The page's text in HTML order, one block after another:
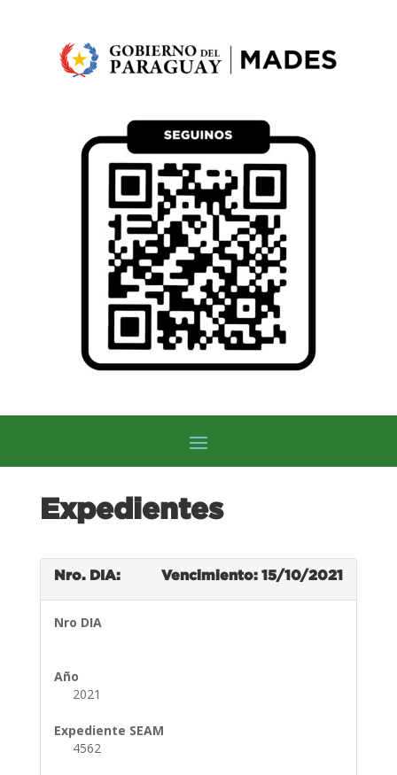
Expedientes
Nro. DIA: Vencimiento: 15/10/2021
Nro DIA
Año
2021
Expediente SEAM
4562